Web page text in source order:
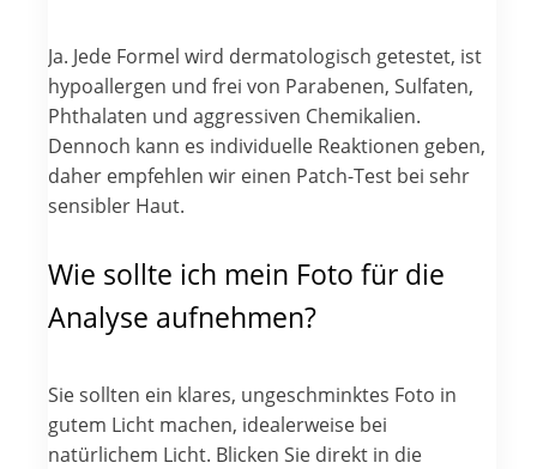
Ja. Jede Formel wird dermatologisch getestet, ist
hypoallergen und frei von Parabenen, Sulfaten,
Phthalaten und aggressiven Chemikalien.
Dennoch kann es individuelle Reaktionen geben,
daher empfehlen wir einen Patch-Test bei sehr
sensibler Haut.
Wie sollte ich mein Foto für die
Analyse aufnehmen?
Sie sollten ein klares, ungeschminktes Foto in
gutem Licht machen, idealerweise bei
natürlichem Licht. Blicken Sie direkt in die